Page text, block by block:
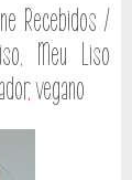
Recebidos /
, Meu Liso
,vegano